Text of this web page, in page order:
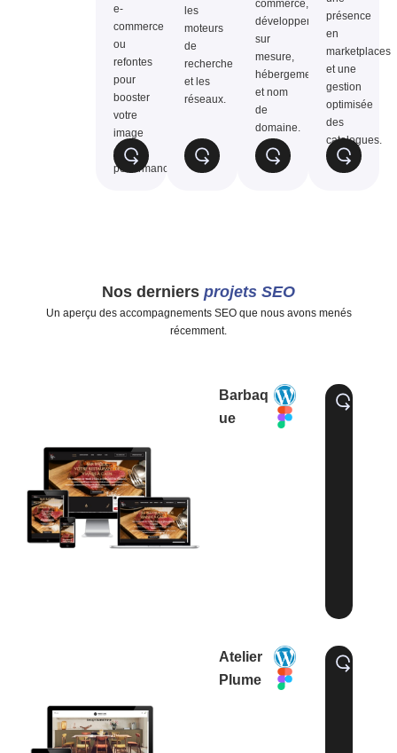
e-
commerce
ou
refontes
pour
booster
votre
image
et vos
performances.
les
moteurs
de
recherche
et les
réseaux.
commerce,
développement
sur
mesure,
hébergement
et nom
de
domaine.
présence
en
marketplaces
et une
gestion
optimisée
des
catalogues.
Nos derniers projets SEO
Un aperçu des accompagnements SEO que nous avons menés
récemment.
Barbaq
ue
Atelier
Plume